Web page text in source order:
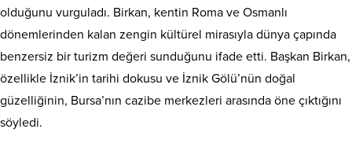
olduğunu vurguladı. Birkan, kentin Roma ve Osmanlı
dönemlerinden kalan zengin kültürel mirasıyla dünya çapında
benzersiz bir turizm değeri sunduğunu ifade etti. Başkan Birkan,
özellikle İznik’in tarihi dokusu ve İznik Gölü’nün doğal
güzelliğinin, Bursa’nın cazibe merkezleri arasında öne çıktığını
söyledi.